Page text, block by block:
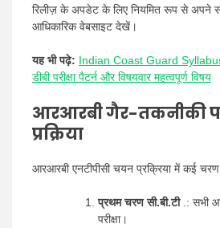
रिलीज़ के अपडेट के लिए नियमित रूप से अपने
आधिकारिक वेबसाइट देखें।
यह भी पढ़े: Indian Coast Guard
डीबी परीक्षा पैटर्न और विषयवार महत्वपूर्ण विषय
आरआरबी गैर-तकनीकी
प्रक्रिया
आरआरबी एनटीपीसी चयन प्रक्रिया में कई चरण
प्रथम चरण सी.बी.टी.: सभी
परीक्षा।